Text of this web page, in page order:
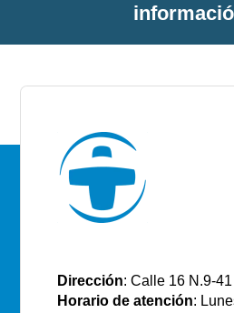
Dirección: Calle 16 N.9-41
Horario de atención: